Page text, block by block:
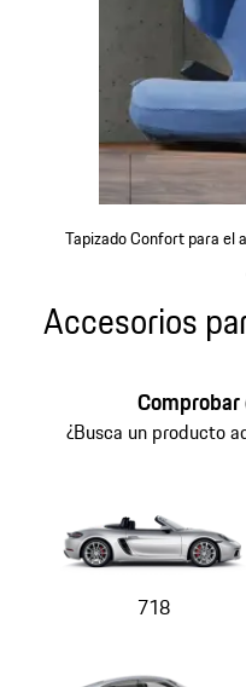
Tapizado Confort para el
Volver
al
productos
Accesorios
¿Busca un producto
718